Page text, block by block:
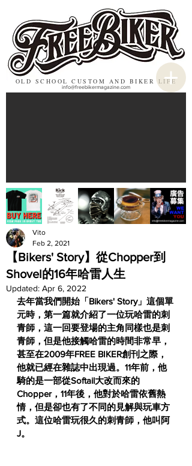
OLD SCHOOL CUSTOM AND BIKER LIFE
info@freebikermagazine.com
【Bikers' Story】從Chopper到
Shovel的16年哈雷人生
Vito
Feb 2, 2021
Updated: Apr 6, 2022
去年當我們開始「Bikers' Story」這個單
元時，第一篇就介紹了一位玩哈雷的刺
青師，這一回要登場的主角同樣也是刺
青師，但是他接觸哈雷的時間非常早，
甚至在2009年FREE BIKER創刊之際，
他就已經在雜誌中出現過。11年前，他
騎的是一部從Softail大改而來的
Chopper，11年後，他對於哈雷依舊熱
情，但是卻也有了不同的見解與玩車方
式。這位哈雷玩很久的刺青師，他叫阿
J。